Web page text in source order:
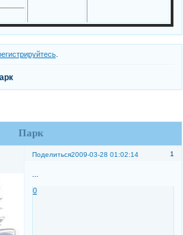
.
Парк
Поделиться 1
2009-03-28 01:02:14
0